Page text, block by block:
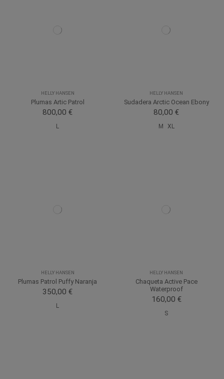
HELLY HANSEN
Plumas Artic Patrol
800,00 €
L
HELLY HANSEN
Sudadera Arctic Ocean Ebony
80,00 €
M XL
HELLY HANSEN
Plumas Patrol Puffy Naranja
350,00 €
L
HELLY HANSEN
Chaqueta Active Pace
Waterproof
160,00 €
S